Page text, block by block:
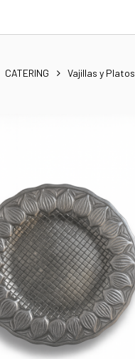
CATERING Vajillas y Platos